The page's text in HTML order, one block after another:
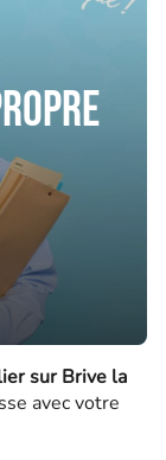
sur Brive la
avec votre